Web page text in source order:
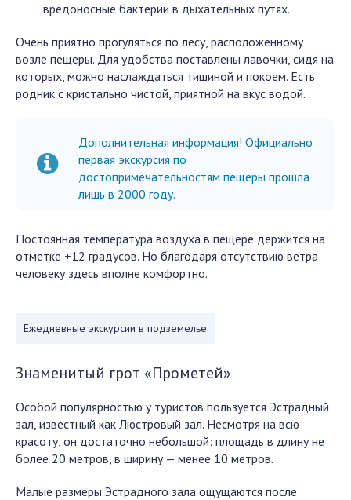
вредоносные бактерии в дыхательных путях.
Очень приятно прогуляться по лесу, расположенному
возле пещеры. Для удобства поставлены лавочки, сидя на
которых, можно наслаждаться тишиной и покоем. Есть
родник с кристально чистой, приятной на вкус водой.
Дополнительная информация! Официально
первая экскурсия по
достопримечательностям пещеры прошла
лишь в 2000 году.
Постоянная температура воздуха в пещере держится на
отметке +12 градусов. Но благодаря отсутствию ветра
человеку здесь вполне комфортно.
Ежедневные экскурсии в подземелье
Знаменитый грот «Прометей»
Особой популярностью у туристов пользуется Эстрадный
зал, известный как Люстровый зал. Несмотря на всю
красоту, он достаточно небольшой: площадь в длину не
более 20 метров, в ширину — менее 10 метров.
Малые размеры Эстрадного зала ощущаются после